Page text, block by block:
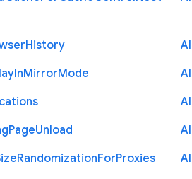
History
InMirrorMode
PageUnload
RandomizationForProxies